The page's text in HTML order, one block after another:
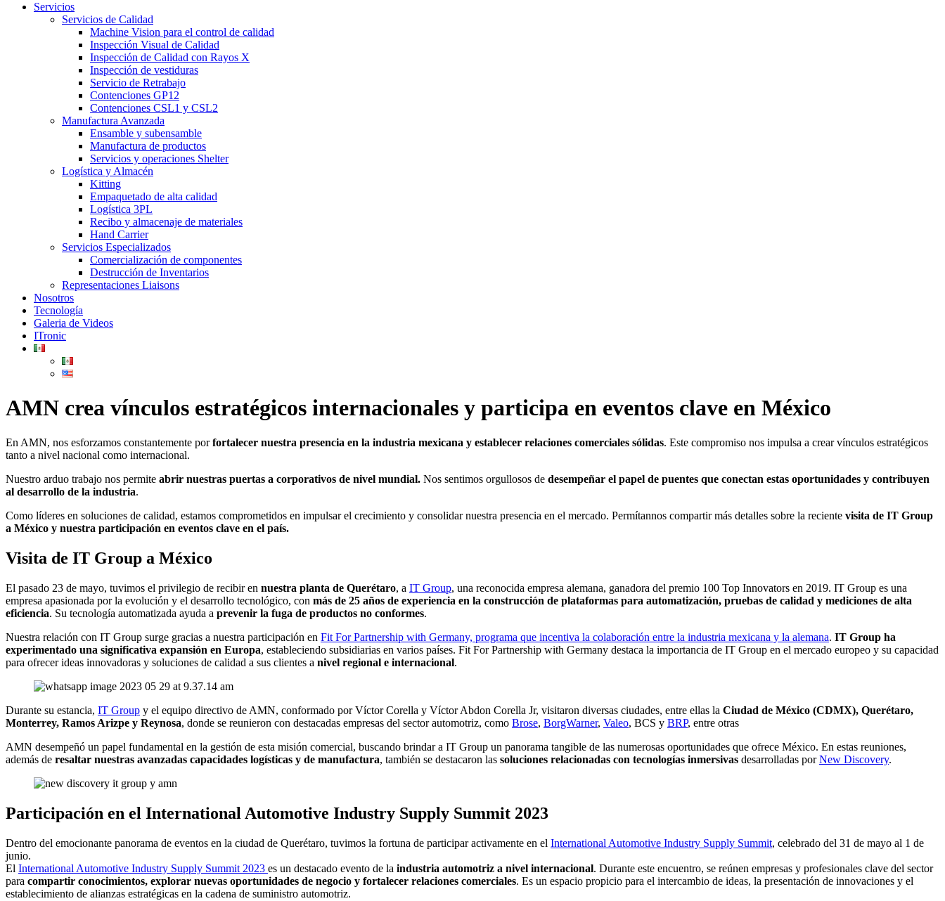
Servicios
Servicios de Calidad
Machine Vision para el control de calidad
Inspección Visual de Calidad
Inspección de Calidad con Rayos X
Inspección de vestiduras
Servicio de Retrabajo
Contenciones GP12
Contenciones CSL1 y CSL2
Manufactura Avanzada
Ensamble y subensamble
Manufactura de productos
Servicios y operaciones Shelter
Logística y Almacén
Kitting
Empaquetado de alta calidad
Logística 3PL
Recibo y almacenaje de materiales
Hand Carrier
Servicios Especializados
Comercialización de componentes
Destrucción de Inventarios
Representaciones Liaisons
Nosotros
Tecnología
Galeria de Videos
ITronic
AMN crea vínculos estratégicos internacionales y participa en eventos clave en México
En AMN, nos esforzamos constantemente porfortalecer nuestra presencia en la industria mexicana y establecer relaciones comerciales sólidas. Este compromiso nos impulsa a crear vínculos estratégicos
tanto a nivel nacional como internacional.
Nuestro arduo trabajo nos permite abrir nuestras puertas a corporativos de nivel mundial. Nos sentimos orgullosos de desempeñar el papel de puentes que conectan estas oportunidades y contribuyen
al desarrollo de la industria.
Como líderes en soluciones de calidad, estamos comprometidos en impulsar el crecimiento y consolidar nuestra presencia en el mercado. Permítannos compartir más detalles sobre la reciente visita de IT Group
a México y nuestra participación en eventos clave en el país.
Visita de IT Group a México
El pasado 23 de mayo, tuvimos el privilegio de recibir en nuestra planta de Querétaro, a IT Group, una reconocida empresa alemana, ganadora del premio 100 Top Innovators en 2019. IT Group es una
empresa apasionada por la evolución y el desarrollo tecnológico, con más de 25 años de experiencia en la construcción de plataformas para automatización, pruebas de calidad y mediciones de alta
eficiencia. Su tecnología automatizada ayuda a prevenir la fuga de productos no conformes.
Nuestra relación con IT Group surge gracias a nuestra participación en Fit For Partnership with Germany, programa que incentiva la colaboración entre la industria mexicana y la alemana. IT Group ha
experimentado una significativa expansión en Europa, estableciendo subsidiarias en varios países. Fit For Partnership with Germany destaca la importancia de IT Group en el mercado europeo y su capacidad
para ofrecer ideas innovadoras y soluciones de calidad a sus clientes a nivel regional e internacional.
Durante su estancia, IT Group y el equipo directivo de AMN, conformado por Víctor Corella y Víctor Abdon Corella Jr, visitaron diversas ciudades, entre ellas la Ciudad de México (CDMX), Querétaro,
Monterrey, Ramos Arizpe y Reynosa, donde se reunieron con destacadas empresas del sector automotriz, como Brose, BorgWarner, Valeo, BCS y BRP, entre otras
AMN desempeñó un papel fundamental en la gestión de esta misión comercial, buscando brindar a IT Group un panorama tangible de las numerosas oportunidades que ofrece México. En estas reuniones,
además de resaltar nuestras avanzadas capacidades logísticas y de manufactura, también se destacaron las soluciones relacionadas con tecnologías inmersivas desarrolladas porNew Discovery.
Participación en el International Automotive Industry Supply Summit 2023
Dentro del emocionante panorama de eventos en la ciudad de Querétaro, tuvimos la fortuna de participar activamente en el International Automotive Industry Supply Summit, celebrado del 31 de mayo al 1 de
junio.
El International Automotive Industry Supply Summit 2023 es un destacado evento de la industria automotriz a nivel internacional. Durante este encuentro, se reúnen empresas y profesionales clave del sector
para compartir conocimientos, explorar nuevas oportunidades de negocio y fortalecer relaciones comerciales. Es un espacio propicio para el intercambio de ideas, la presentación de innovaciones y el
establecimiento de alianzas estratégicas en la cadena de suministro automotriz.